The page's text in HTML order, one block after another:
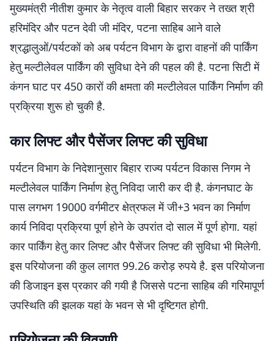
मुख्यमंत्री नीतीश कुमार के नेतृत्व वाली बिहार सरकर ने तख्त श्री
हरिमंदिर और पटन देवी जी मंदिर, पटना साहिब आने वाले
श्रद्धालुओं/पर्यटकों को अब पर्यटन विभाग के द्वारा वाहनों की पार्किंग
हेतु मल्टीलेवल पार्किंग की सुविधा देने की पहल की है. पटना सिटी में
कंगन घाट पर 450 कारों की क्षमता की मल्टीलेवल पार्किंग निर्माण की
प्रक्रिया शुरू हो चुकी है.
कार लिफ्ट और पैसेंजर लिफ्ट की सुविधा
पर्यटन विभाग के निदेशानुसार बिहार राज्य पर्यटन विकास निगम ने
मल्टीलेवल पार्किंग निर्माण हेतु निविदा जारी कर दी है. कंगनघाट के
पास लगभग 19000 वर्गमीटर क्षेत्रफल में जी+3 भवन का निर्माण
कार्य निविदा प्रक्रिया पूर्ण होने के उपरांत दो साल में पूर्ण होगा. यहां
कार पार्किंग हेतु कार लिफ्ट और पैसेंजर लिफ्ट की सुविधा भी मिलेगी.
इस परियोजना की कुल लागत 99.26 करोड़ रुपये है. इस परियोजना
की डिजाइन इस प्रकार की गयी है जिससे पटना साहिब की गरिमापूर्ण
उपस्थिति की झलक यहां के भवन से भी दृष्टिगत होगी.